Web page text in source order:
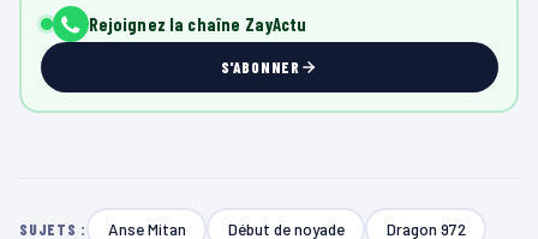
Rejoignez la chaîne ZayActu
S'ABONNER
SUJETS : Anse Mitan Début de noyade Dragon 972